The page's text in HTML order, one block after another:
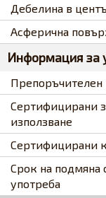
Дебелина в
Асферична
Информация за
Сертифицирани
използване
Сертифицирани
Срок на подмяна
употреба